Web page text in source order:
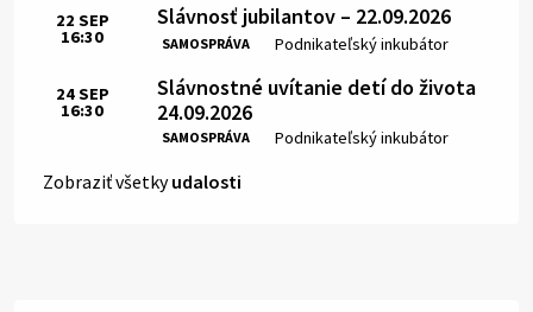
Slávnosť jubilantov – 22.09.2026
SAMOSPRÁVA Miesto:
Podnikateľský inkubátor
Čas:
22 SEP
16:30
Slávnostné uvítanie detí do života
24.09.2026
SAMOSPRÁVA Miesto:
Podnikateľský inkubátor
Čas:
24SEP
16:30
Zobraziť všetkyudalosti